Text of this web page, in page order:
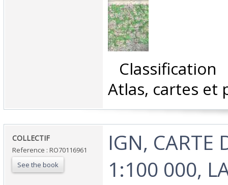
Atlas, cartes et
‎COLLECTIF‎
Reference : RO70116961
See the book
‎IGN, CARTE
1:100 000,